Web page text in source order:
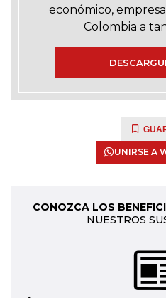
económico,
Colombia a
UNIRSE A
CONOZCA LOS
NUESTROS